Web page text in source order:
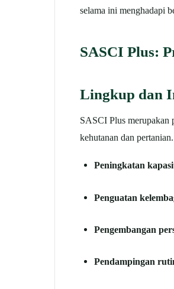
selama ini menghadapi
SASCI Plus:
Lingkup dan
SASCI Plus merupakan
kehutanan dan
Peningkatan
Penguatan
Pengembangan
Pendampingan